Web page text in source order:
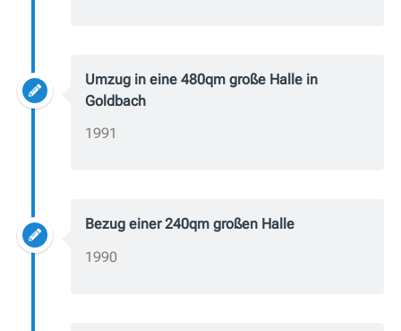
Umzug in eine 480qm große Halle in
Goldbach
1991
Bezug einer 240qm großen Halle
1990